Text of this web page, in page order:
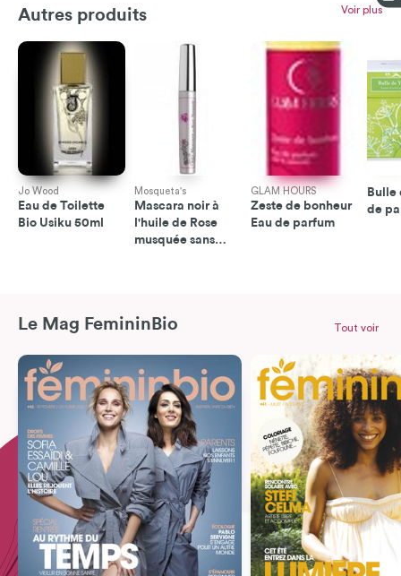
Autres produits Voir plus
Jo Wood
Eau de Toilette
Bio Usiku 50ml
Mosqueta's
Mascara noir à
l'huile de Rose
musquée sans
GLAM HOURS
Zeste de bonheur
Eau de parfum
Bulle
de
Le Mag FemininBio Tout voir